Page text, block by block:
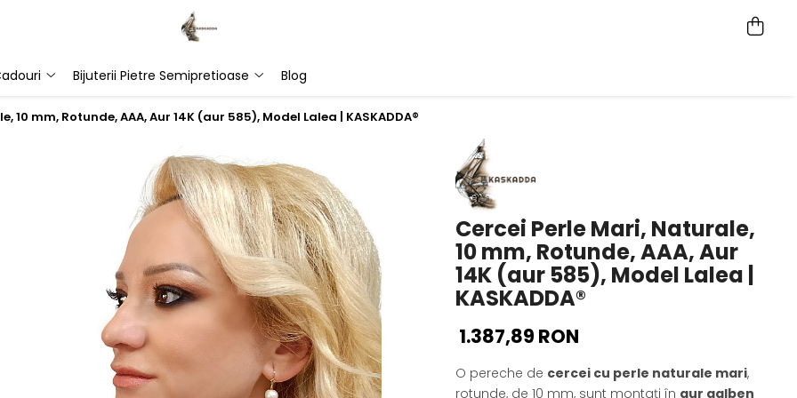
Bijuterii Pietre Semipretioase Blog
10 mm, Rotunde, AAA, Aur 14K (aur 585), Model Lalea | KASKADDA®
Cercei Perle Mari, Naturale,
10 mm, Rotunde, AAA, Aur
14K (aur 585), Model Lalea |
KASKADDA®
1.387,89 RON
O pereche de cercei cu perle naturale mari,
rotunde, de 10 mm, sunt montați în aur galben